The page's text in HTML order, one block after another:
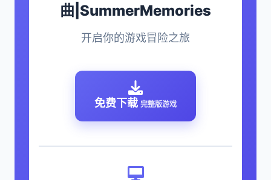
曲|SummerMemories
开启你的游戏冒险之旅
免费下载 完整版游戏